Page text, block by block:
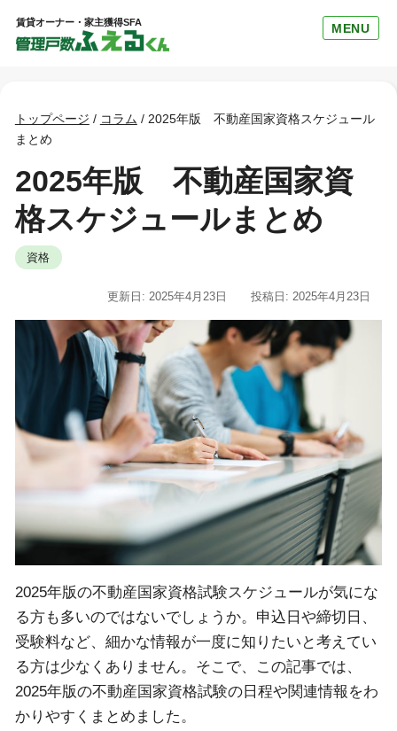
賃貸オーナー・家主獲得SFA MENU
トップページ / コラム / 2025年版 不動産国家資格スケジュール
まとめ
2025年版 不動産国家資
格スケジュールまとめ
資格
投稿日: 2025年4月23日
更新日: 2025年4月23日
2025年版の不動産国家資格試験スケジュールが気にな
る方も多いのではないでしょうか。申込日や締切日、
受験料など、細かな情報が一度に知りたいと考えてい
る方は少なくありません。そこで、この記事では、
2025年版の不動産国家資格試験の日程や関連情報をわ
かりやすくまとめました。